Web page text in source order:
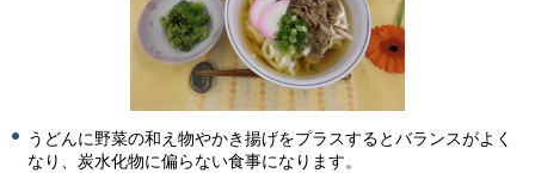
うどんに野菜の和え物やかき揚げをプラスするとバランスがよく
なり、炭水化物に偏らない食事になります。